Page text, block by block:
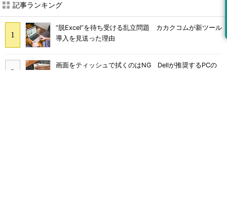
記事ランキング
“脱Excel”を待ち受ける乱立問題 カカクコムが新ツール
導入を見送った理由
画面をティッシュで拭くのはNG Dellが推奨するPCの